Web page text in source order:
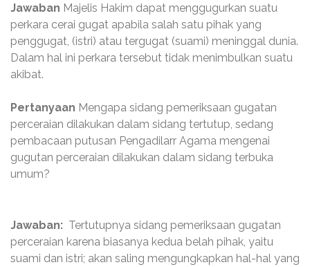
Jawaban Majelis Hakim dapat menggugurkan suatu
perkara cerai gugat apabila salah satu pihak yang
penggugat, (istri) atau tergugat (suami) meninggal dunia.
Dalam hal ini perkara tersebut tidak menimbulkan suatu
akibat.
Pertanyaan Mengapa sidang pemeriksaan gugatan
perceraian dilakukan dalam sidang tertutup, sedang
pembacaan putusan Pengadilarr Agama mengenai
gugutan perceraian dilakukan dalam sidang terbuka
umum?
Jawaban: Tertutupnya sidang pemeriksaan gugatan
perceraian karena biasanya kedua belah pihak, yaitu
suami dan istri; akan saling mengungkapkan hal-hal yang